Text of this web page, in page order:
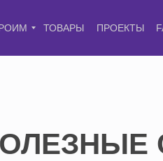
ТОВАРЫ ПРОЕКТЫ